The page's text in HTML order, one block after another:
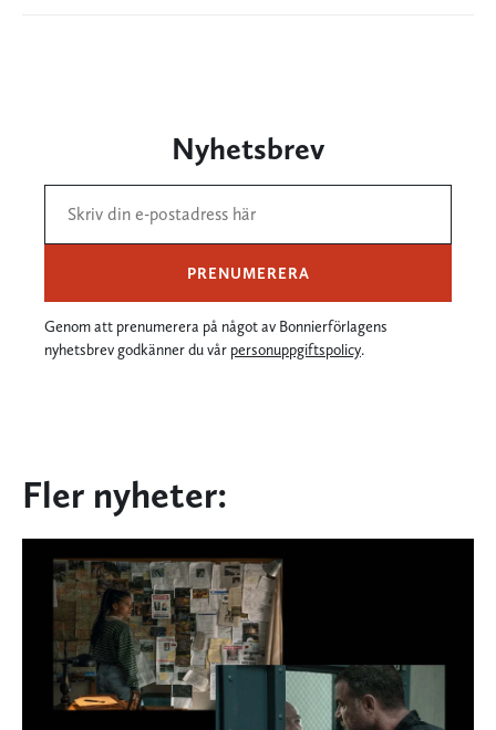
Nyhetsbrev
PRENUMERERA
Genom att prenumerera på något av Bonnierförlagens
nyhetsbrev godkänner du vår personuppgiftspolicy.
Fler nyheter: